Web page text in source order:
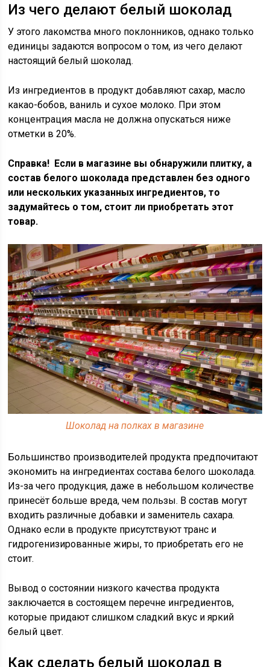
Из чего делают белый шоколад
У этого лакомства много поклонников, однако только
единицы задаются вопросом о том, из чего делают
настоящий белый шоколад.
Из ингредиентов в продукт добавляют сахар, масло
какао-бобов, ваниль и сухое молоко. При этом
концентрация масла не должна опускаться ниже
отметки в 20%.
Справка! Если в магазине вы обнаружили плитку, а
состав белого шоколада представлен без одного
или нескольких указанных ингредиентов, то
задумайтесь о том, стоит ли приобретать этот
товар.
Шоколад на полках в магазине
Большинство производителей продукта предпочитают
экономить на ингредиентах состава белого шоколада.
Из-за чего продукция, даже в небольшом количестве
принесёт больше вреда, чем пользы. В состав могут
входить различные добавки и заменитель сахара.
Однако если в продукте присутствуют транс и
гидрогенизированные жиры, то приобретать его не
стоит.
Вывод о состоянии низкого качества продукта
заключается в состоящем перечне ингредиентов,
которые придают слишком сладкий вкус и яркий
белый цвет.
Как сделать белый шоколад в